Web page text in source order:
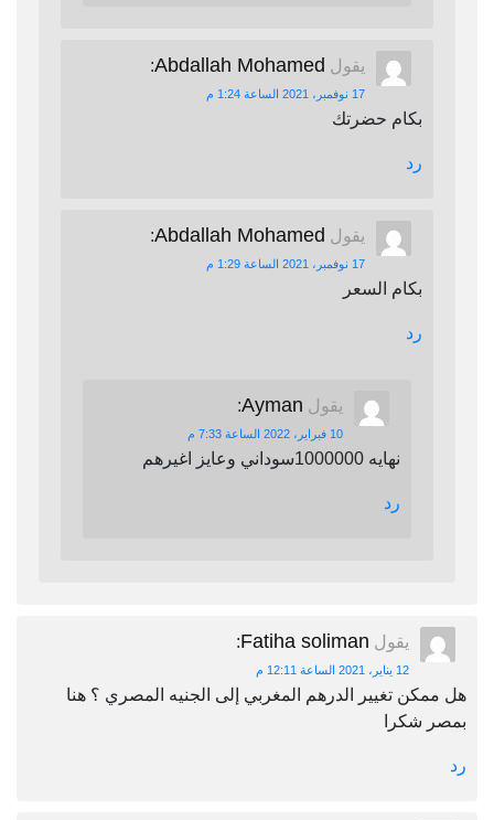
يقول Abdallah Mohamed
:
17 نوفمبر، 2021 الساعة 1:24 م
بكام حضرتك
رد
يقول Abdallah Mohamed
:
17 نوفمبر، 2021 الساعة 1:29 م
بكام السعر
رد
يقول Ayman
:
10 فبراير، 2022 الساعة 7:33 م
نهايه 1000000سوداني وعايز اغيرهم
رد
يقول Fatiha soliman
:
12 يناير، 2021 الساعة 12:11 م
هل ممكن تغيير الدرهم المغربي إلى الجنيه المصري ؟ هنا
بمصر شكرا
رد